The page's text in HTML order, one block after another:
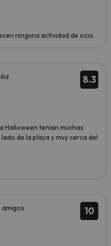
ninguna actividad de ocio.
8.3
Halloween tenían muchas
de la playa y muy cerca del
10